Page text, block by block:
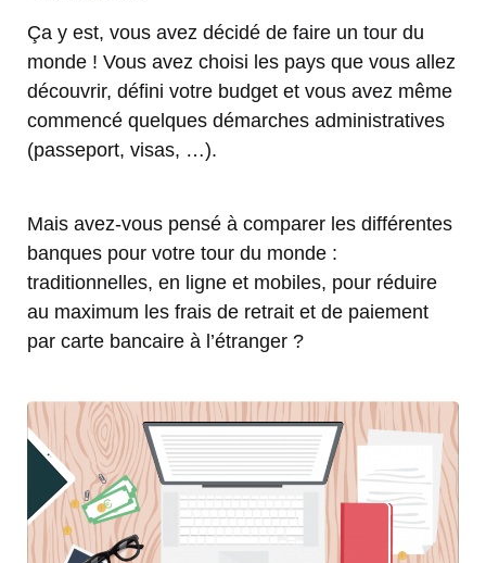
Ça y est, vous avez décidé de faire un tour du
monde ! Vous avez choisi les pays que vous allez
découvrir, défini votre budget et vous avez même
commencé quelques démarches administratives
(passeport, visas, …).
Mais avez-vous pensé à comparer les différentes
banques pour votre tour du monde :
traditionnelles, en ligne et mobiles, pour réduire
au maximum les frais de retrait et de paiement
par carte bancaire à l’étranger ?